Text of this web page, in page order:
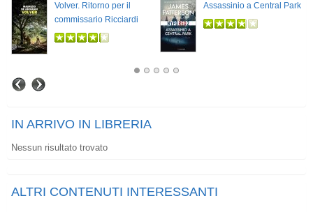
Volver. Ritorno per il
commissario Ricciardi
Assassinio a Central Park
IN ARRIVO IN LIBRERIA
Nessun risultato trovato
ALTRI CONTENUTI INTERESSANTI